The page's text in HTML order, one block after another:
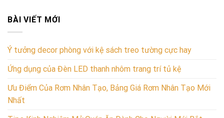
BÀI VIẾT MỚI
Ý tưởng decor phòng với kệ sách treo tường cực hay
Ứng dụng của Đèn LED thanh nhôm trang trí tủ kệ
Ưu Điểm Của Rơm Nhân Tạo, Bảng Giá Rơm Nhân Tạo Mới
Nhất